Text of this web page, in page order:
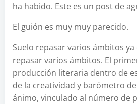
ha habido. Este es un post de
El guión es muy muy parecido.
Suelo repasar varios ámbitos ya
repasar varios ámbitos. El
producción literaria dentro de
de la creatividad y barómetro
ánimo, vinculado al número de